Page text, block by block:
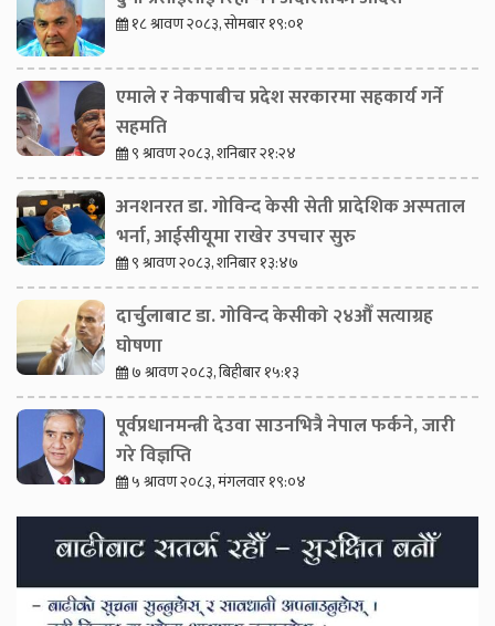
१८ श्रावण २०८३, सोमबार १९:०१
एमाले र नेकपाबीच प्रदेश सरकारमा सहकार्य गर्ने
सहमति
९ श्रावण २०८३, शनिबार २१:२४
अनशनरत डा. गोविन्द केसी सेती प्रादेशिक अस्पताल
भर्ना, आईसीयूमा राखेर उपचार सुरु
९ श्रावण २०८३, शनिबार १३:४७
दार्चुलाबाट डा. गोविन्द केसीको २४औँ सत्याग्रह
घोषणा
७ श्रावण २०८३, बिहीबार १५:१३
पूर्वप्रधानमन्त्री देउवा साउनभित्रै नेपाल फर्कने, जारी
गरे विज्ञप्ति
५ श्रावण २०८३, मंगलवार १९:०४